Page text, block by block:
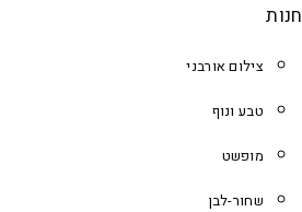
חנות
צילום אורבני
טבע ונוף
מופשט
שחור-לבן